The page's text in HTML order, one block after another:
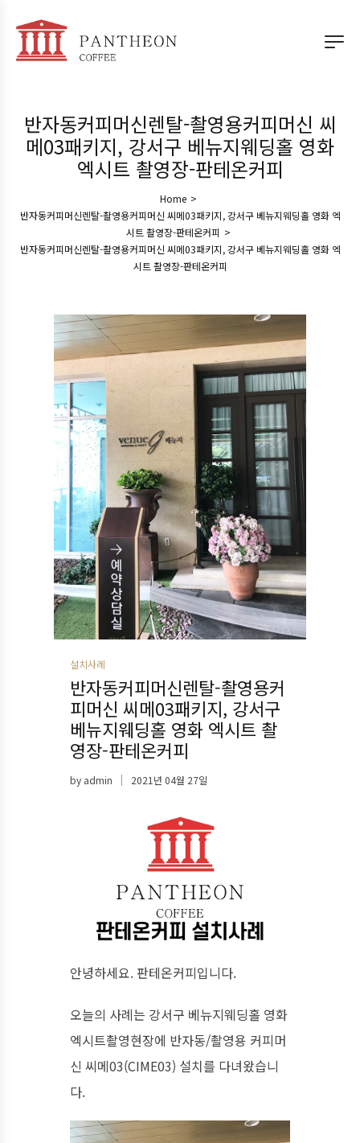
반자동커피머신렌탈-촬영용커피머신 씨
메03패키지, 강서구 베뉴지웨딩홀 영화
엑시트 촬영장-판테온커피
Home >
반자동커피머신렌탈-촬영용커피머신 씨메03패키지, 강서구 베뉴지웨딩홀 영화 엑
시트 촬영장-판테온커피 >
반자동커피머신렌탈-촬영용커피머신 씨메03패키지, 강서구 베뉴지웨딩홀 영화 엑
시트 촬영장-판테온커피
설치사례
반자동커피머신렌탈-촬영용커
피머신 씨메03패키지, 강서구
베뉴지웨딩홀 영화 엑시트 촬
영장-판테온커피
by admin 2021년 04월 27일
안녕하세요. 판테온커피입니다.
오늘의 사례는 강서구 베뉴지웨딩홀 영화
엑시트촬영현장에 반자동/촬영용 커피머
신 씨메03(CIME03) 설치를 다녀왔습니
다.